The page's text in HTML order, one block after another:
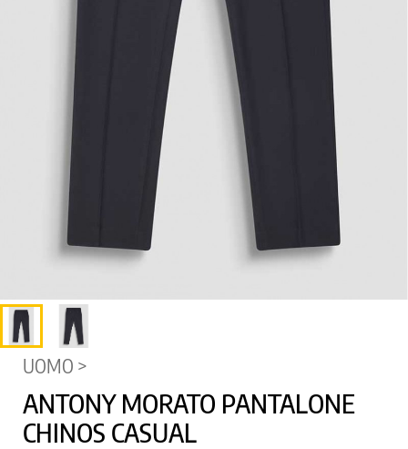
UOMO >
ANTONY MORATO PANTALONE
CHINOS CASUAL